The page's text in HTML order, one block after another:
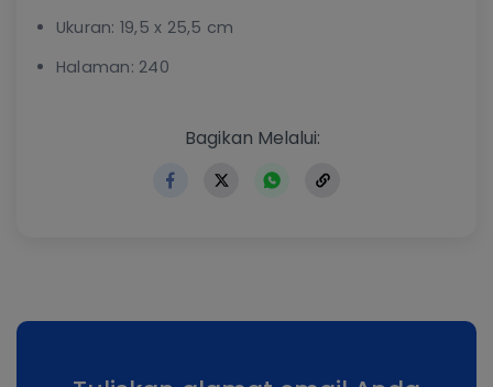
Ukuran: 19,5 x 25,5 cm
Halaman: 240
https://
Bagikan Melalui: